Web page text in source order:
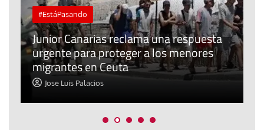
#EstáPasando
Junior Canarias reclama una respuesta
urgente para proteger a los menores
migrantes en Ceuta
Jose Luis Palacios